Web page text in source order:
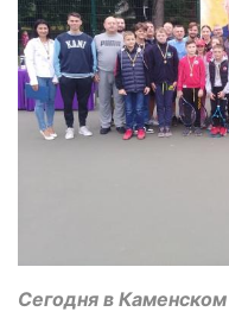
Сегодня в